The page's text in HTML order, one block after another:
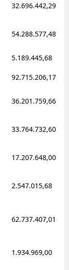
32.696.442,29
54.288.577,48
5.189.445,68
92.715.206,17
36.201.759,66
33.764.732,60
17.207.648,00
2.547.015,68
62.737.407,01
1.934.969,00